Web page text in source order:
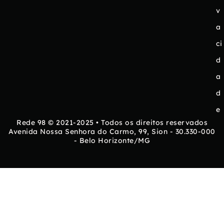
v
a
ci
d
a
d
e
Rede 98 © 2021-2025 • Todos os direitos reservados
Avenida Nossa Senhora do Carmo, 99, Sion - 30.330-000
- Belo Horizonte/MG